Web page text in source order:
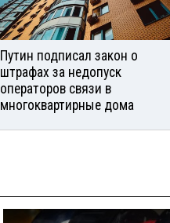
Путин подписал закон о
штрафах за недопуск
операторов связи в
многоквартирные дома